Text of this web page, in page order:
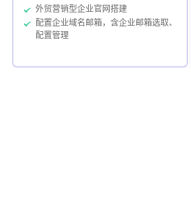
外贸营销型企业官网搭建
配置企业域名邮箱，含企业邮箱选取、
配置管理